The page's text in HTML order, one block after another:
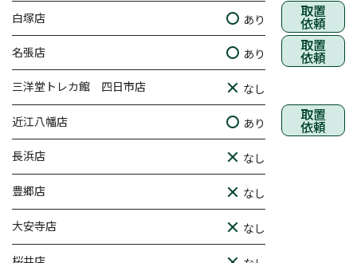
白塚店 あり 取置
依頼
名張店 あり 取置
依頼
三洋堂トレカ館 四日市店 なし
近江八幡店 あり 取置
依頼
長浜店 なし
豊郷店 なし
大安寺店 なし